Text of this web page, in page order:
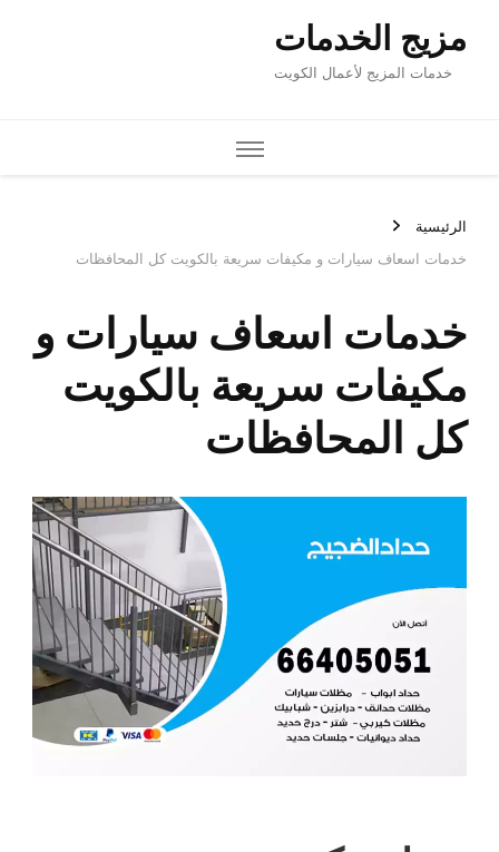
بالكويت كل المحافظات
سيارات و
بالكويت